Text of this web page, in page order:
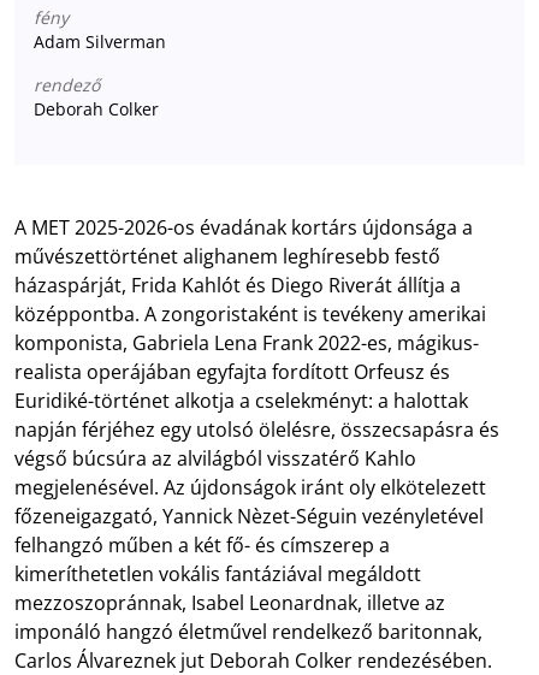
fény
Adam Silverman
rendező
Deborah Colker
A MET 2025-2026-os évadának kortárs újdonsága a
művészettörténet alighanem leghíresebb festő
házaspárját, Frida Kahlót és Diego Riverát állítja a
középpontba. A zongoristaként is tevékeny amerikai
komponista, Gabriela Lena Frank 2022-es, mágikus-
realista operájában egyfajta fordított Orfeusz és
Euridiké-történet alkotja a cselekményt: a halottak
napján férjéhez egy utolsó ölelésre, összecsapásra és
végső búcsúra az alvilágból visszatérő Kahlo
megjelenésével. Az újdonságok iránt oly elkötelezett
főzeneigazgató, Yannick Nèzet-Séguin vezényletével
felhangzó műben a két fő- és címszerep a
kimeríthetetlen vokális fantáziával megáldott
mezzoszopránnak, Isabel Leonardnak, illetve az
imponáló hangzó életművel rendelkező baritonnak,
Carlos Álvareznek jut Deborah Colker rendezésében.